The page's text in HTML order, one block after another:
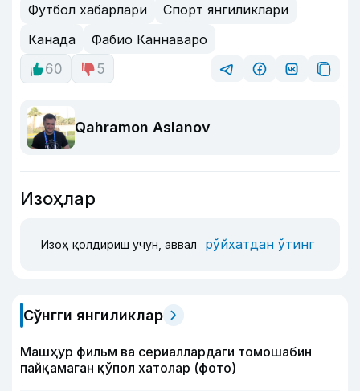
Футбол хабарлари
Спорт янгиликлари
Канада
Фабио Каннаваро
60
5
Qahramon Aslanov
Изоҳлар
Изоҳ қолдириш учун, аввал рўйхатдан ўтинг
Сўнгги янгиликлар
Машҳур фильм ва сериаллардаги томошабин
пайқамаган қўпол хатолар (фото)